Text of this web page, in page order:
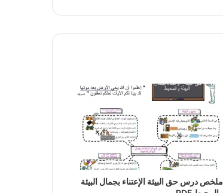
ملخص درس حق البيئة الإعتناء بجمال البيئة